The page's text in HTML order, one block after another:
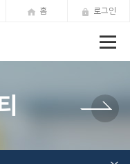
홈 로그인